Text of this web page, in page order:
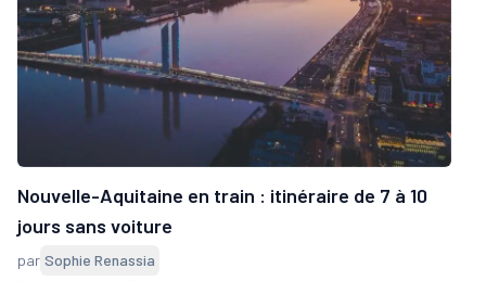
Nouvelle-Aquitaine en train : itinéraire de 7 à 10
jours sans voiture
par Sophie Renassia